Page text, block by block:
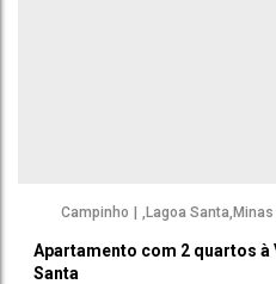
Apartamento com 2 quartos à
Santa
Campinho Lagoa Santa Minas